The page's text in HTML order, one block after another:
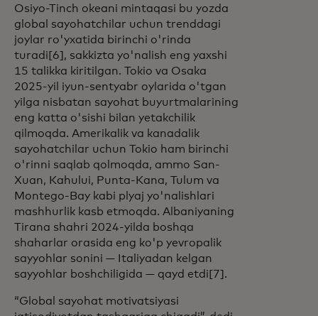
Osiyo-Tinch okeani mintaqasi bu yozda
global sayohatchilar uchun trenddagi
joylar ro'yxatida birinchi o'rinda
turadi[6], sakkizta yo'nalish eng yaxshi
15 talikka kiritilgan. Tokio va Osaka
2025-yil iyun-sentyabr oylarida o'tgan
yilga nisbatan sayohat buyurtmalarining
eng katta o'sishi bilan yetakchilik
qilmoqda. Amerikalik va kanadalik
sayohatchilar uchun Tokio ham birinchi
o'rinni saqlab qolmoqda, ammo San-
Xuan, Kahului, Punta-Kana, Tulum va
Montego-Bay kabi plyaj yo'nalishlari
mashhurlik kasb etmoqda. Albaniyaning
Tirana shahri 2024-yilda boshqa
shaharlar orasida eng ko'p yevropalik
sayyohlar sonini — Italiyadan kelgan
sayyohlar boshchiligida — qayd etdi[7].
“Global sayohat motivatsiyasi